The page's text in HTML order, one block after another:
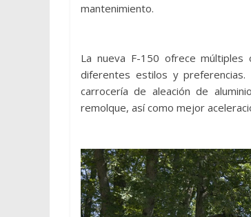
mantenimiento.
La nueva F-150 ofrece múltiples
diferentes estilos y
carrocería de aleación de
remolque, así como mejor